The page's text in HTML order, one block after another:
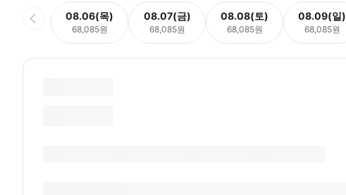
08.06(목)
68,085원
08.07(금)
68,085원
08.08(토)
68,085원
08.09(일)
68,085원